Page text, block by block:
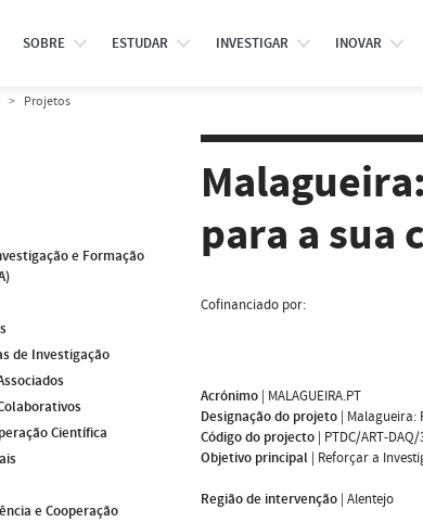
SOBRE ESTUDAR INVESTIGAR INOVAR
Projetos
e Formação
de Investigação
Científica
e Cooperação
para a sua
Cofinanciado por:
Acrónimo | MALAGUEIRA.PT
Designação do projeto | Malagueira:
Código do projecto | PTDC/ART-
Objetivo principal | Reforçar a
Região de intervenção | Alentejo